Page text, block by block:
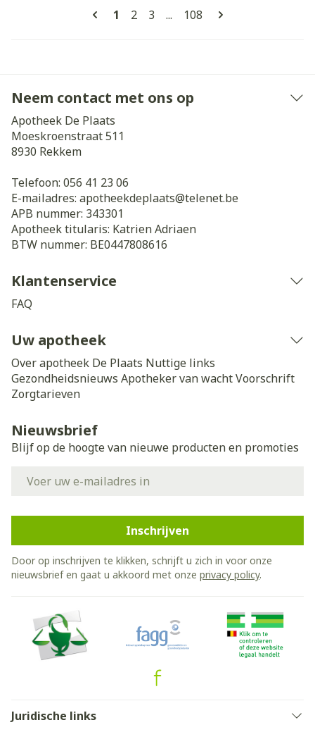
Pagina's
U lees momenteel pagina
1 Pagina
2 Pagina
3 ... Pagina
108
Neem contact met ons op
Apotheek De Plaats
Moeskroenstraat 511
8930 Rekkem
Telefoon: 056 41 23 06
E-mailadres: apotheekdeplaats@telenet.be
APB nummer: 343301
Apotheek titularis: Katrien Adriaen
BTW nummer: BE0447808616
Klantenservice
FAQ
Uw apotheek
Over apotheek De Plaats Nuttige links
Gezondheidsnieuws Apotheker van wachtVoorschrift
Zorgtarieven
Nieuwsbrief
Blijf op de hoogte van nieuwe producten en promoties
Inschrijven
Door op inschrijven te klikken, schrijft u zich in voor onze
nieuwsbrief en gaat u akkoord met onze privacy policy.
Juridische links